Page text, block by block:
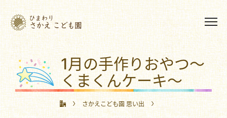
1月の手作りおやつ～
くまくんケーキ～
さかえこども園 思い出